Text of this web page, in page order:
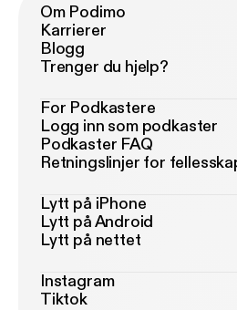
Om Podimo
Karrierer
Blogg
Trenger du hjelp?
For Podkastere
Logg inn som podkaster
Podkaster FAQ
Retningslinjer for
Lytt på iPhone
Lytt på Android
Lytt på nettet
Instagram
Tiktok